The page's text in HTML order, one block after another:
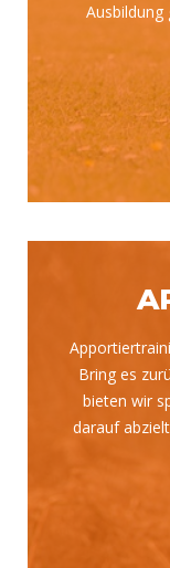
Ausbildung
Bring es
bieten wir
darauf